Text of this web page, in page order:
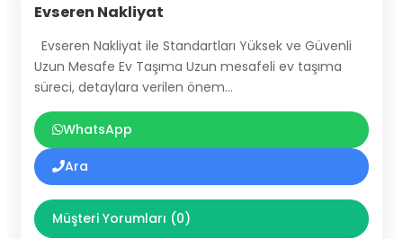
Evseren Nakliyat
Evseren Nakliyat ile Standartları Yüksek ve Güvenli
Uzun Mesafe Ev Taşıma Uzun mesafeli ev taşıma
süreci, detaylara verilen önem…
WhatsApp
Ara
Müşteri Yorumları (0)